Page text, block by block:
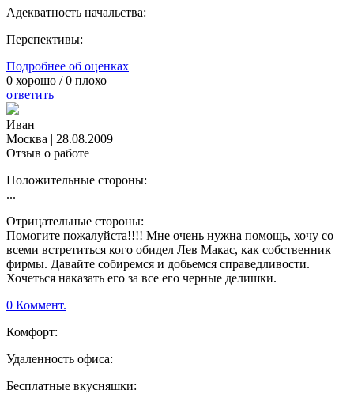
Адекватность начальства:
Перспективы:
Подробнее об оценках
0 хорошо /0 плохо
ответить
Иван
Москва | 28.08.2009
Отзыв о работе
Положительные стороны:
...
Отрицательные стороны:
Помогите пожалуйста!!!! Мне очень нужна помощь, хочу со
всеми встретиться кого обидел Лев Макас, как собственник
фирмы. Давайте собиремся и добьемся справедливости.
Хочеться наказать его за все его черные делишки.
0 Коммент.
Комфорт:
Удаленность офиса:
Бесплатные вкусняшки: